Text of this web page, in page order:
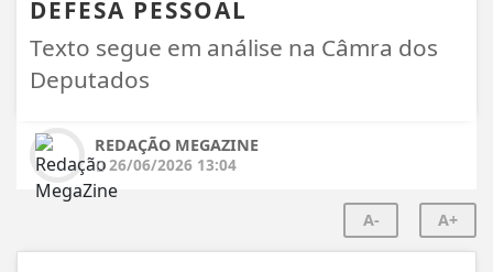
DEFESA PESSOAL
Texto segue em análise na Câmra dos
Deputados
REDAÇÃO MEGAZINE
26/06/2026 13:04
A- A+